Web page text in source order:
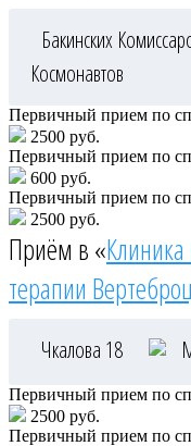
Бакинских
Космонавтов
Первичный прием по
2500 руб.
Первичный прием по
600 руб.
Первичный прием по
2500 руб.
Приём в «
терапии
Чкалова 18
Первичный прием по
2500 руб.
Первичный прием по